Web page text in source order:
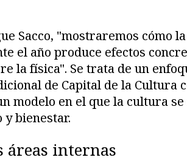
Sacco, "mostraremos cómo
el año produce efectos
la física". Se trata de un
de Capital de la Cultura
modelo en el que la cultura
bienestar.
áreas internas